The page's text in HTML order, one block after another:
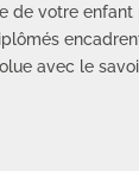
de votre
avec le